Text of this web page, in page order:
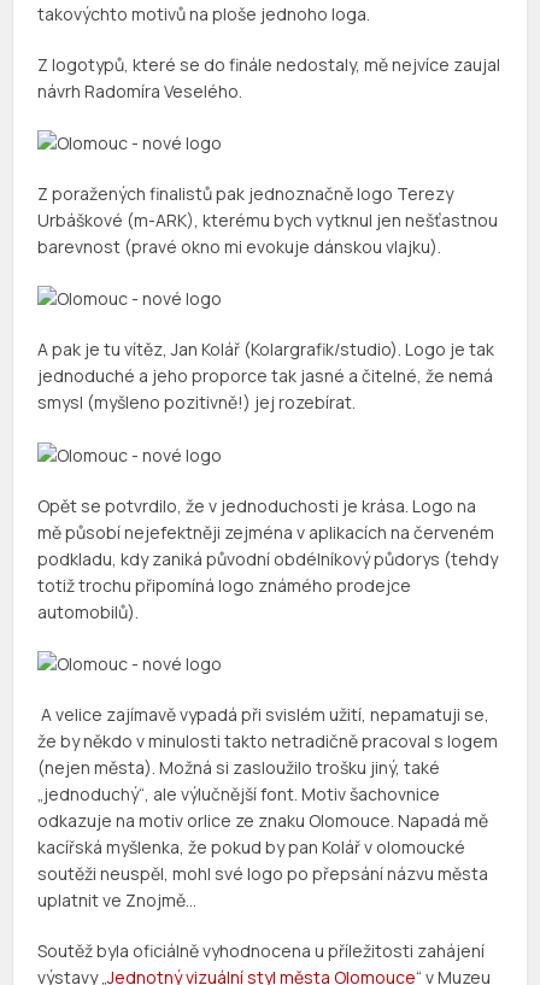
takovýchto motivů na ploše jednoho loga.
Z logotypů, které se do finále nedostaly, mě nejvíce zaujal
návrh Radomíra Veselého.
Z poražených finalistů pak jednoznačně logo Terezy
Urbáškové (m-ARK), kterému bych vytknul jen nešťastnou
barevnost (pravé okno mi evokuje dánskou vlajku).
A pak je tu vítěz, Jan Kolář (Kolargrafik/studio). Logo je tak
jednoduché a jeho proporce tak jasné a čitelné, že nemá
smysl (myšleno pozitivně!) jej rozebírat.
Opět se potvrdilo, že v jednoduchosti je krása. Logo na
mě působí nejefektněji zejména v aplikacích na červeném
podkladu, kdy zaniká původní obdélníkový půdorys (tehdy
totiž trochu připomíná logo známého prodejce
automobilů).
A velice zajímavě vypadá při svislém užití, nepamatuji se,
že by někdo v minulosti takto netradičně pracoval s logem
(nejen města). Možná si zasloužilo trošku jiný, také
„jednoduchý“, ale výlučnější font. Motiv šachovnice
odkazuje na motiv orlice ze znaku Olomouce. Napadá mě
kacířská myšlenka, že pokud by pan Kolář v olomoucké
soutěži neuspěl, mohl své logo po přepsání názvu města
uplatnit ve Znojmě…
Soutěž byla oficiálně vyhodnocena u příležitosti zahájení
výstavy „Jednotný vizuální styl města Olomouce“ v Muzeu